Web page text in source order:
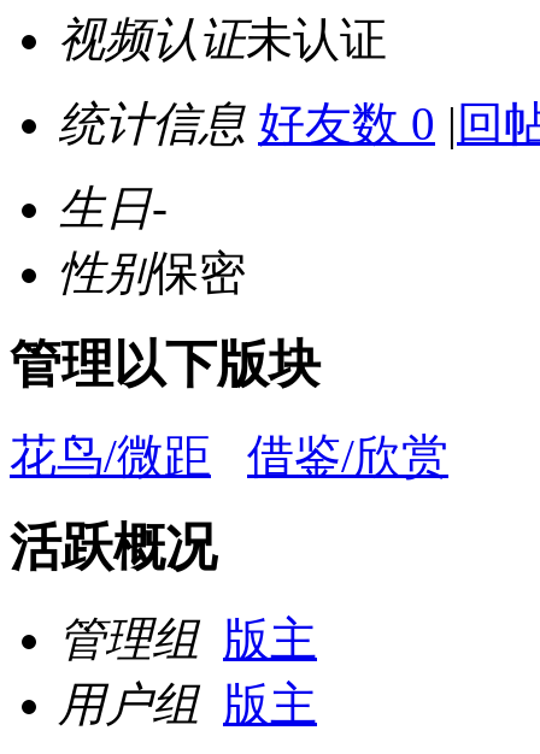
视频认证未认证
统计信息 好友数 0 | 回
生日-
性别保密
管理以下版块
花鸟/微距 借鉴/欣赏
活跃概况
管理组 版主
用户组 版主